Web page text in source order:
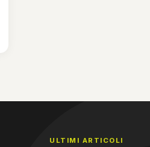
ULTIMI ARTICOLI